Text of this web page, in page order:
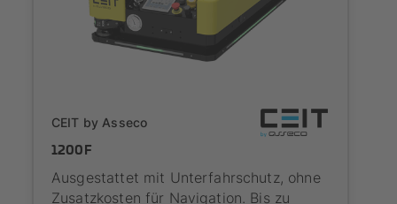
CEIT by Asseco
1200F
Ausgestattet mit Unterfahrschutz, ohne
Zusatzkosten für Navigation. Bis zu